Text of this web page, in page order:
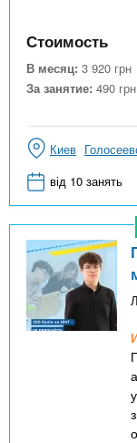
Стоимость
В месяц: 3 920 грн
За занятие: 490 грн
Киев
від 10 занять